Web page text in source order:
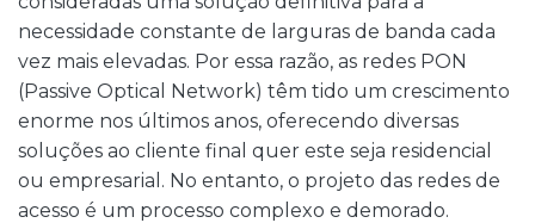
necessidade constante de larguras de banda cada
vez mais elevadas. Por essa razão, as redes PON
(Passive Optical Network) têm tido um crescimento
enorme nos últimos anos, oferecendo diversas
soluções ao cliente final quer este seja residencial
ou empresarial. No entanto, o projeto das redes de
acesso é um processo complexo e demorado.